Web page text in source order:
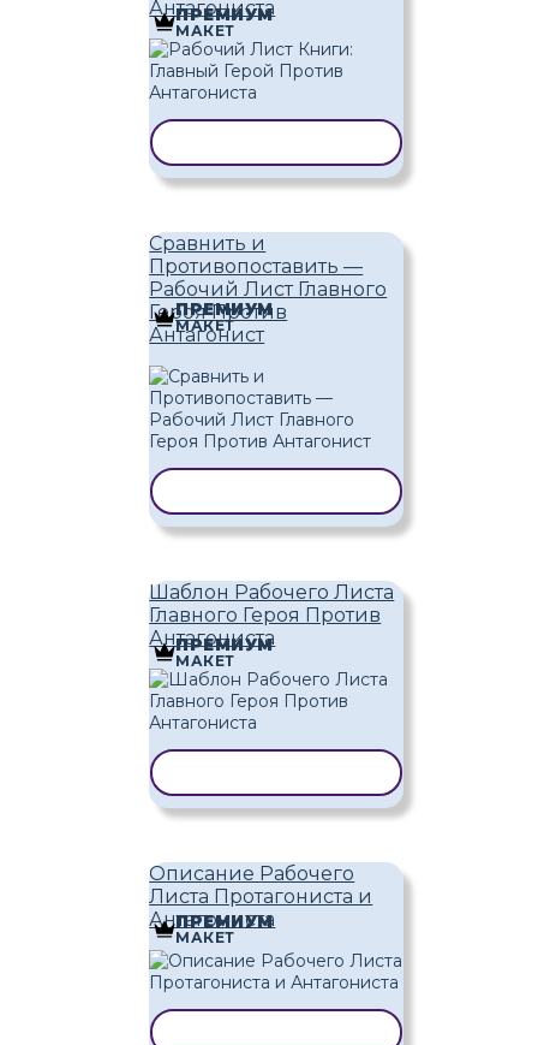
Антагониста
ПРЕМИУМ
МАКЕТ
Сравнить и
Противопоставить —
Рабочий Лист Главного
Героя Против
Антагонист
ПРЕМИУМ
МАКЕТ
Шаблон Рабочего Листа
Главного Героя Против
Антагониста
ПРЕМИУМ
МАКЕТ
Описание Рабочего
Листа Протагониста и
Антагониста
ПРЕМИУМ
МАКЕТ